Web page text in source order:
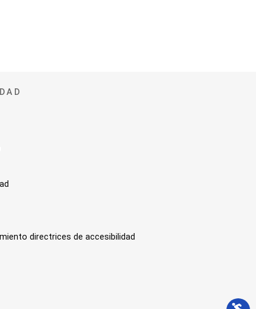
directrices de accesibilidad